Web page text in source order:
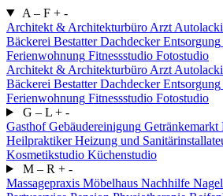
A – F + -
Architekt & Architekturbüro Arzt
Bäckerei Bestatter Dachdecker Entsorgung
Ferienwohnung Fitnessstudio Fotostudio
Architekt & Architekturbüro Arzt
Bäckerei Bestatter Dachdecker Entsorgung
Ferienwohnung Fitnessstudio Fotostudio
G – L + -
Gasthof Gebäudereinigung Getränkemarkt
Heilpraktiker Heizung und
Kosmetikstudio Küchenstudio
M – R + -
Massagepraxis Möbelhaus Nachhilfe